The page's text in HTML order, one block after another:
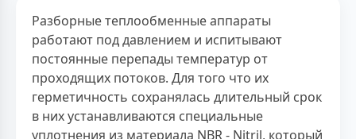
Разборные теплообменные аппараты
работают под давлением и испитывают
постоянные перепады температур от
проходящих потоков. Для того что их
герметичность сохранялась длительный срок
в них устанавливаются специальные
уплотнения из материала NBR - Nitril, который